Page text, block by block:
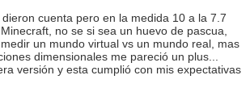
cuenta pero en la medida 10 a la 7.7
no se si sea un huevo de pascua,
un mundo virtual vs un mundo real, mas
dimensionales me pareció un plus...
versión y esta cumplió con mis expectativas